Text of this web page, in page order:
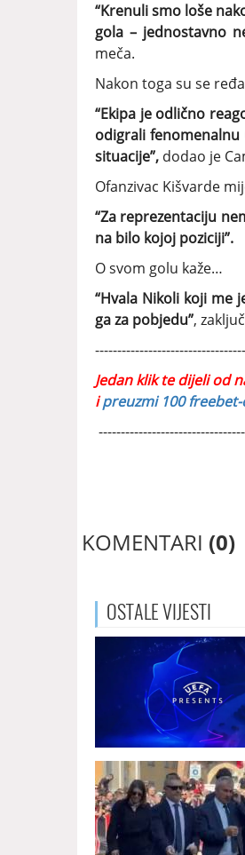
“Krenuli smo loše
gola – jednostavno
meča.
Nakon toga su se
“Ekipa je odlično
odigrali fenomenalnu
situacije”, dodao je
Ofanzivac Kišvarde
“Za reprezentaciju
na bilo kojoj poziciji”.
O svom golu kaže…
“Hvala Nikoli koji me
ga za pobjedu”,
Jedan klik te dijeli od
ipreuzmi 100 freebet-
KOMENTARI (0)
OSTALEVIJESTI